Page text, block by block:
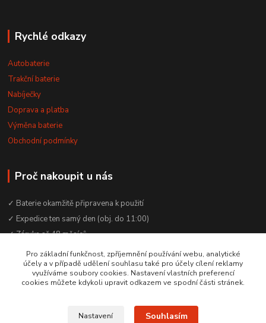
Rychlé odkazy
Autobaterie
Trakční baterie
Nabíječky
Doprava a platba
Výměna baterie
Obchodní podmínky
Proč nakoupit u nás
✓ Baterie okamžitě připravena k použití
✓ Expedice ten samý den (obj. do 11:00)
✓ Záruka až 48 měsíců
✓ Odborné poradenství zdarma
✓ Česká rodinná firma od 2012
✓ YouTube kanál s návody a testy baterií
Pro základní funkčnost, zpříjemnění používání webu, analytické
účely a v případě udělení souhlasu také pro účely cílení reklamy
využíváme soubory cookies. Nastavení vlastních preferencí
cookies můžete kdykoli upravit odkazem ve spodní části stránek.
Nastavení Souhlasím